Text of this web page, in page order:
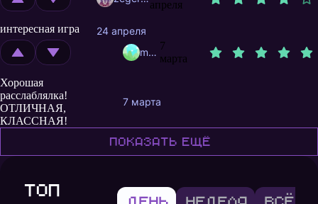
Неужели нельзя было
кнопка была
неактивной, если
взята фигура?
апреля
интересная игра
24 апреля
megaLesha
7
марта
Хорошая
расслаблялка!
ОТЛИЧНАЯ,
КЛАССНАЯ!
7 марта
Показать ещё
Топ